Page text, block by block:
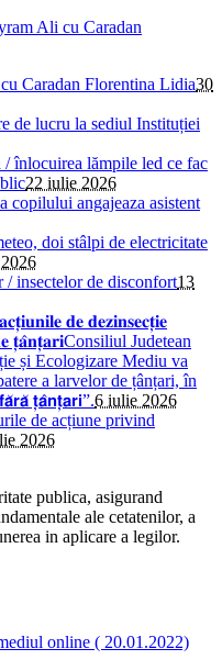
Caradan Florentina Lidia30
de lucru la sediul Instituției
înlocuirea lămpile led ce fac
22 iulie 2026
copilului angajeaza asistent
doi stâlpi de electricitate
/ insectelor de disconfort13
𝐝𝐞 𝐝𝐞𝐳𝐢𝐧𝐬𝐞𝐜𝐭̦𝐢𝐞
𝐭̦𝐚̂𝐧𝐭̦𝐚𝐫𝐢Consiliul Judetean
și Ecologizare Mediu va
a larvelor de țânțari, în
𝘁̦𝗮̂𝗻𝘁̦𝗮𝗿𝗶”.6 iulie 2026
de acțiune privind
2026
publica, asigurand
ale cetatenilor, a
in aplicare a legilor.
online ( 20.01.2022)